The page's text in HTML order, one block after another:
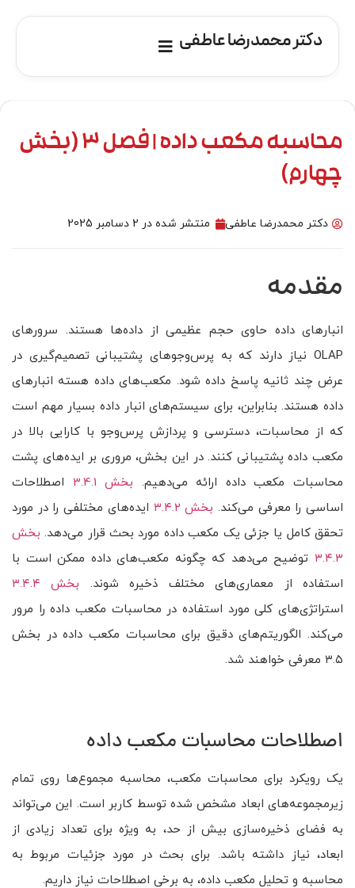
دکتر محمدرضا عاطفی
محاسبه مکعب داده | فصل 3 (بخش
چهارم)
دکتر محمدرضا عاطفی منتشر شده در 2 دسامبر 2025
مقدمه
انبارهای داده حاوی حجم عظیمی از داده‌ها هستند. سرورهای
OLAP نیاز دارند که به پرس‌وجوهای پشتیبانی تصمیم‌گیری در
عرض چند ثانیه پاسخ داده شود. مکعب‌های داده هسته انبارهای
داده هستند. بنابراین، برای سیستم‌های انبار داده بسیار مهم است
که از محاسبات، دسترسی و پردازش پرس‌وجو با کارایی بالا در
مکعب داده پشتیبانی کنند. در این بخش، مروری بر ایده‌های پشت
محاسبات مکعب داده ارائه می‌دهیم. بخش 3.4.1
اصطلاحات
اساسی را معرفی می‌کند. بخش ۳.۴.۲
ایده‌های مختلفی را در مورد
تحقق کامل یا جزئی یک مکعب داده مورد بحث قرار می‌دهد. بخش
۳.۴.۳ توضیح می‌دهد که چگونه مکعب‌های داده ممکن است با
استفاده از معماری‌های مختلف ذخیره شوند. بخش ۳.۴.۴
استراتژی‌های کلی مورد استفاده در محاسبات مکعب داده را مرور
می‌کند. الگوریتم‌های دقیق برای محاسبات مکعب داده در بخش
۳.۵ معرفی خواهند شد.
اصطلاحات محاسبات مکعب داده
یک رویکرد برای محاسبات مکعب، محاسبه مجموع‌ها روی تمام
زیرمجموعه‌های ابعاد مشخص شده توسط کاربر است. این می‌تواند
به فضای ذخیره‌سازی بیش از حد، به ویژه برای تعداد زیادی از
ابعاد، نیاز داشته باشد. برای بحث در مورد جزئیات مربوط به
محاسبه و تحلیل مکعب داده، به برخی اصطلاحات نیاز داریم.